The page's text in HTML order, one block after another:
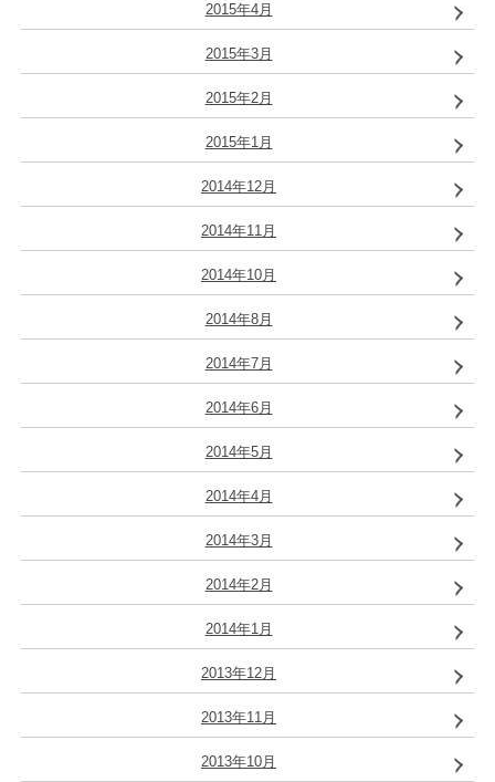
2015年4月
2015年3月
2015年2月
2015年1月
2014年12月
2014年11月
2014年10月
2014年8月
2014年7月
2014年6月
2014年5月
2014年4月
2014年3月
2014年2月
2014年1月
2013年12月
2013年11月
2013年10月